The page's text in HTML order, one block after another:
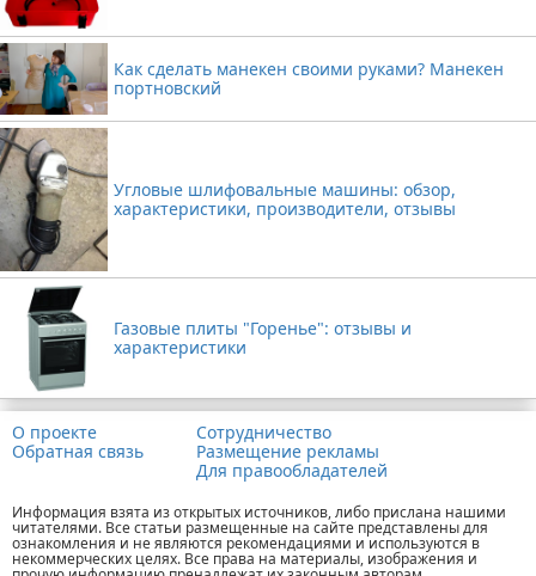
Как сделать манекен своими руками? Манекен
портновский
Угловые шлифовальные машины: обзор,
характеристики, производители, отзывы
Газовые плиты "Горенье": отзывы и
характеристики
О проекте
Обратная связь
Сотрудничество
Размещение рекламы
Для правообладателей
Информация взята из открытых источников, либо прислана нашими
читателями. Все статьи размещенные на сайте представлены для
ознакомления и не являются рекомендациями и используются в
некоммерческих целях. Все права на материалы, изображения и